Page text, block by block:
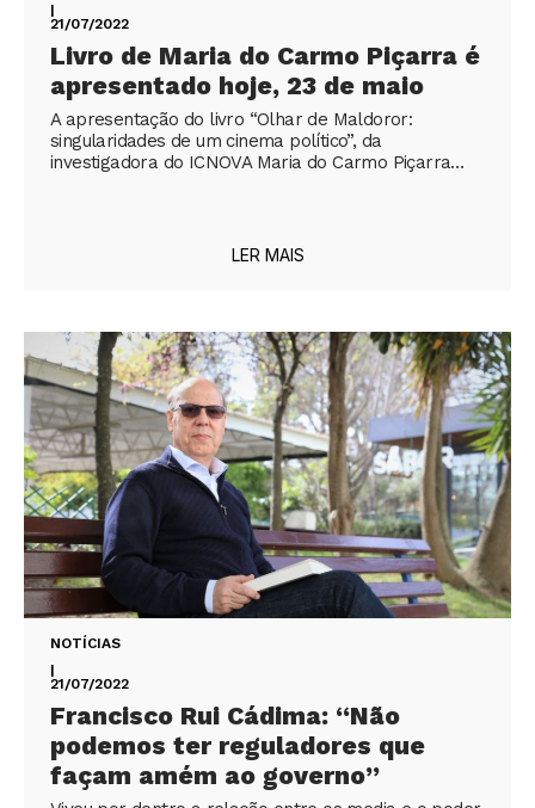
|
21/07/2022
Livro de Maria do Carmo Piçarra é
apresentado hoje, 23 de maio
A apresentação do livro “Olhar de Maldoror:
singularidades de um cinema político”, da
investigadora do ICNOVA Maria do Carmo Piçarra…
LER MAIS
NOTÍCIAS
|
21/07/2022
Francisco Rui Cádima: “Não
podemos ter reguladores que
façam amém ao governo”